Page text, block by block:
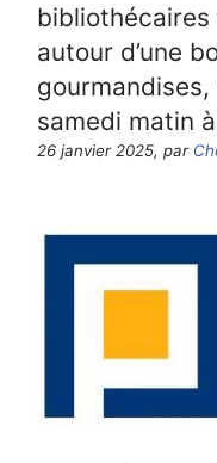
autour d’une
samedi matin
26 janvier 2025, par